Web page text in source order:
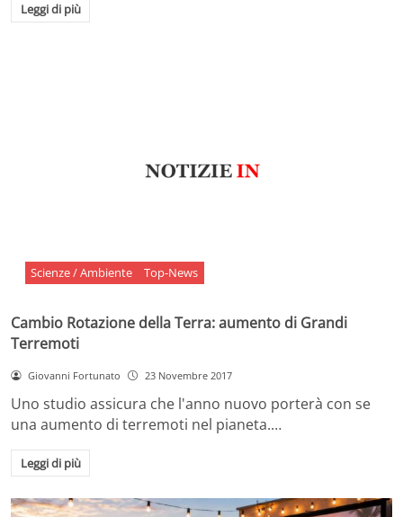
Leggi di più
Scienze / Ambiente Top-News
Cambio Rotazione della Terra: aumento di Grandi
Terremoti
Giovanni Fortunato 23 Novembre 2017
Uno studio assicura che l'anno nuovo porterà con se
una aumento di terremoti nel pianeta.…
Leggi di più